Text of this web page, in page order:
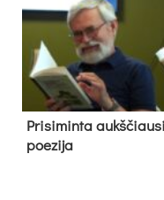
Pri­si­min­ta
poe­zi­ja